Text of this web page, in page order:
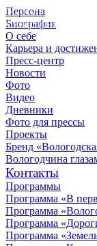
Персона
Биография
О себе
Карьера и
Пресс-центр
Новости
Фото
Видео
Дневники
Фото для прессы
Проекты
Бренд
Вологодчина
Контакты
Программы
Программа «В
Программа
Программа
Программа
© 2012 - 2023,
КУВШИННИКОВ